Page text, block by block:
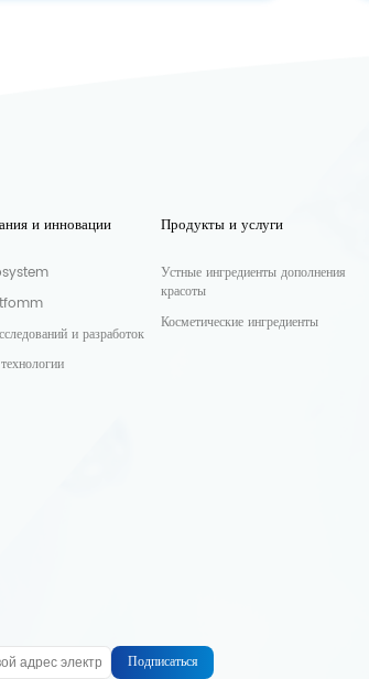
и инновации
и разработок
Продукты и услуги
Устные ингредиенты дополнения
красоты
Косметические ингредиенты
Подписаться